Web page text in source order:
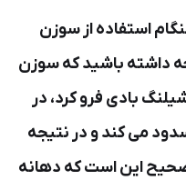
استفاده از سوزن
داشته باشید که سوزن
بادی فرو کرد، در
می کند و در نتیجه
این است که دهانه